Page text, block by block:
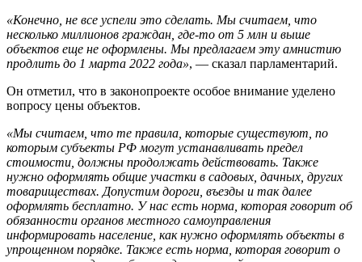
«Конечно, не все успели это сделать. Мы считаем, что
несколько миллионов граждан, где-то от 5 млн и выше
объектов еще не оформлены. Мы предлагаем эту амнистию
продлить до 1 марта 2022 года», — сказал парламентарий.
Он отметил, что в законопроекте особое внимание уделено
вопросу цены объектов.
«Мы считаем, что те правила, которые существуют, по
которым субъекты РФ могут устанавливать предел
стоимости, должны продолжать действовать. Также
нужно оформлять общие участки в садовых, дачных, других
товариществах. Допустим дороги, въезды и так далее
оформлять бесплатно. У нас есть норма, которая говорит об
обязанности органов местного самоуправления
информировать население, как нужно оформлять объекты в
упрощенном порядке. Также есть норма, которая говорит о